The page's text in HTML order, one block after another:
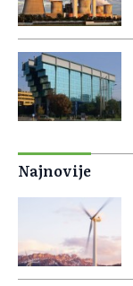
Najnovije